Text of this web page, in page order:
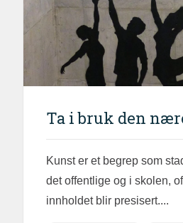
Ta i bruk den
Kunst er et begrep som
det offentlige og i skolen,
innholdet blir presisert....